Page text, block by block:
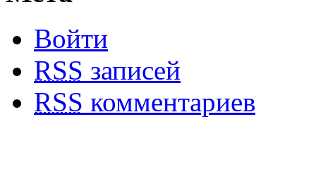
Войти
RSS записей
RSS комментариев